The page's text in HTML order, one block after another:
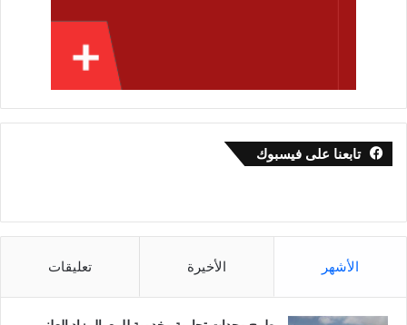
تابعنا على فيسبوك
الأشهر الأخيرة تعليقات